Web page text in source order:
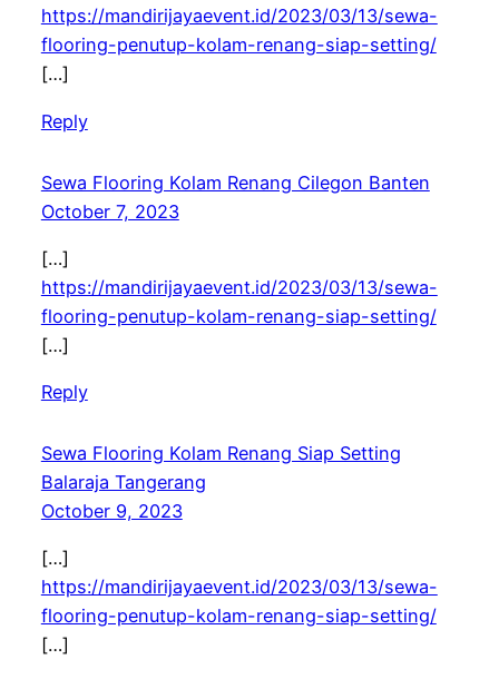
https://mandirijayaevent.id/2023/03/13/sewa-
flooring-penutup-kolam-renang-siap-setting/
[…]
Reply
Sewa Flooring Kolam Renang Cilegon Banten
October 7, 2023
[…]
https://mandirijayaevent.id/2023/03/13/sewa-
flooring-penutup-kolam-renang-siap-setting/
[…]
Reply
Sewa Flooring Kolam Renang Siap Setting
Balaraja Tangerang
October 9, 2023
[…]
https://mandirijayaevent.id/2023/03/13/sewa-
flooring-penutup-kolam-renang-siap-setting/
[…]